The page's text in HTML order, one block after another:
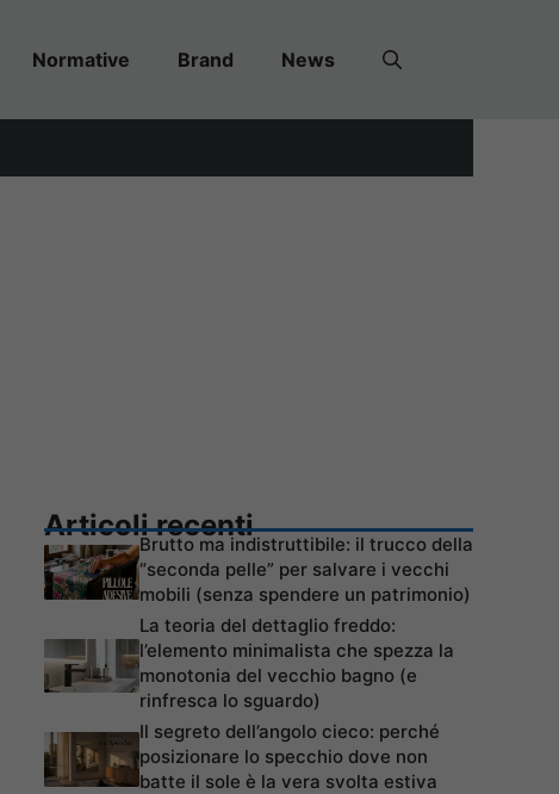
Normative Brand News
Articoli recenti
Brutto ma indistruttibile: il trucco della
“seconda pelle” per salvare i vecchi
mobili (senza spendere un patrimonio)
La teoria del dettaglio freddo:
l’elemento minimalista che spezza la
monotonia del vecchio bagno (e
rinfresca lo sguardo)
Il segreto dell’angolo cieco: perché
posizionare lo specchio dove non
batte il sole è la vera svolta estiva